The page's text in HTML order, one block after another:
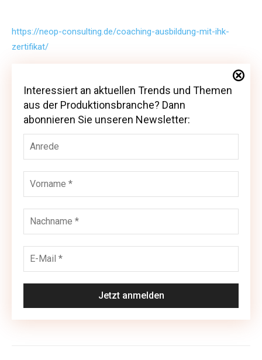
https://neop-consulting.de/coaching-ausbildung-mit-ihk-
zertifikat/
Interessiert an aktuellen Trends und Themen
aus der Produktionsbranche? Dann abonnieren
Sie unseren Newsletter:
Interessiert an aktuellen Trends und Themen
aus der Produktionsbranche? Dann
abonnieren Sie unseren Newsletter: